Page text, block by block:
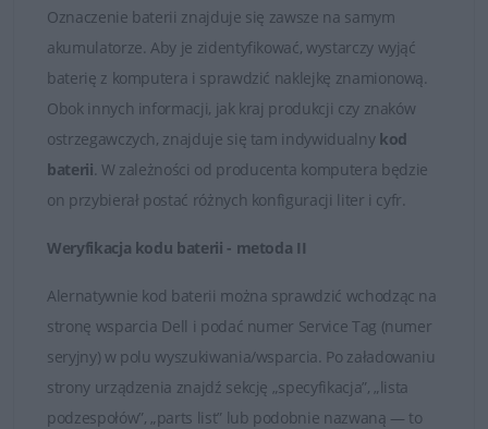
doborem baterii do posiadanego laptopa, zawsze mogą
Państwo skontaktować się z naszymi Doradcami, którzy
udzielą fachowej i wyczerpującej porady. Na przesłane
zapytania odpowiadamy rzetelnie i bez zbędnej zwłoki.
Satysfakcja z zakupu jest dla nas najważniejsza.
Dobór baterii do laptopów DELL
Oznaczenie baterii znajduje się zawsze na samym
akumulatorze. Aby je zidentyfikować, wystarczy wyjąć
baterię z komputera i sprawdzić naklejkę znamionową.
Obok innych informacji, jak kraj produkcji czy znaków
ostrzegawczych, znajduje się tam indywidualny kod
baterii. W zależności od producenta komputera będzie
on przybierał postać różnych konfiguracji liter i cyfr.
Weryfikacja kodu baterii - metoda II
Alernatywnie kod baterii można sprawdzić wchodząc na
stronę wsparcia Dell i podać numer Service Tag (numer
seryjny) w polu wyszukiwania/wsparcia. Po załadowaniu
strony urządzenia znajdź sekcję „specyfikacja”, „lista
podzespołów”, „parts list” lub podobnie nazwaną — to